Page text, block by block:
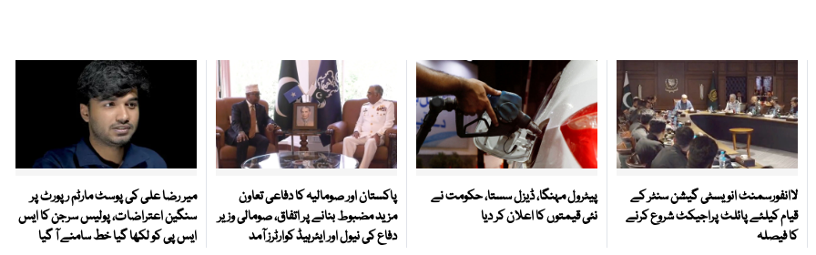
لاانفورسمنٹ انویسٹی گیشن سنٹر کے
قیام کیلئے پائلٹ پراجیکٹ شروع کرنے
کا فیصلہ
پیٹرول مہنگا، ڈیزل سستا، حکومت نے
نئی قیمتوں کا اعلان کر دیا
پاکستان اور صومالیہ کا دفاعی تعاون
مزید مضبوط بنانے پر اتفاق، صومالی وزیر
دفاع کی نیول اور ایئرہیڈ کوارٹرز آمد
میر رضا علی کی پوسٹ مارٹم رپورٹ پر
سنگین اعتراضات، پولیس سرجن کا ایس
ایس پی کو لکھا گیا خط سامنے آ گیا